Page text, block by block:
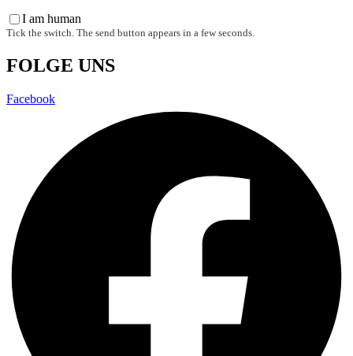
I am human
Tick the switch. The send button appears in a few seconds.
FOLGE UNS
Facebook